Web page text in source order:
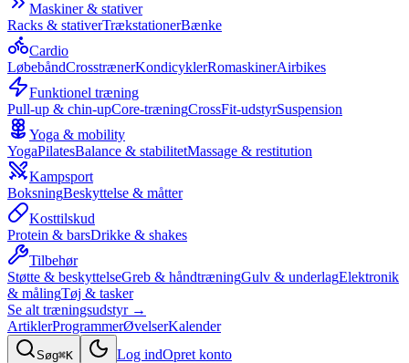
Maskiner & stativer
Racks & stativerTrækstationerBænke
Cardio
LøbebåndCrosstrænerKondicyklerRomaskinerAirbikes
Funktionel træning
Pull-up & chin-upCore-træningCrossFit-udstyrSuspension
Yoga & mobility
YogaPilatesBalance & stabilitetMassage & restitution
Kampsport
BoksningBeskyttelse & måtter
Kosttilskud
Protein & barsDrikke & shakes
Tilbehør
Støtte & beskyttelseGreb & håndtræningGulv & underlagElektronik
& målingTøj & tasker
Se alt træningsudstyr →
ArtiklerProgrammerØvelserKalender
Søg⌘K Log indOpret konto